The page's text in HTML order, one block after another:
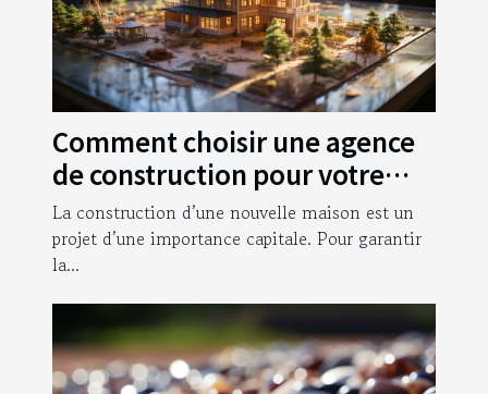
Comment choisir une agence
de construction pour votre
nouvelle maison ?
La construction d’une nouvelle maison est un
projet d’une importance capitale. Pour garantir
la...